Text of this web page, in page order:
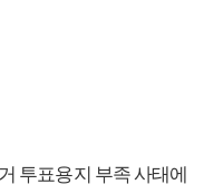
투표용지 부족 사태에